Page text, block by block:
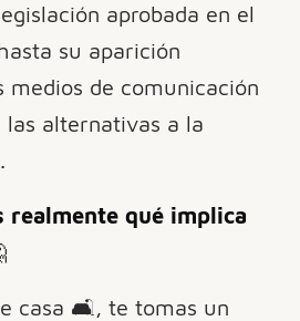
aprobada en el
su aparición
medios de comunicación
las alternativas a la
realmente qué implica
casa 🛋️, te tomas un